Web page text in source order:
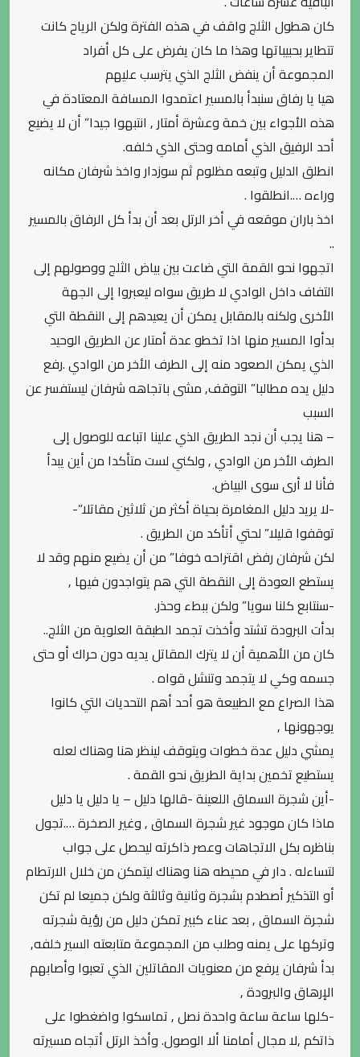
كان هطول الثلج واقف في هذه الفترة ولكن الرياح كانت
تتطاير بحبيباتها وهذا ما كان يفرض على كل أفراد
المجموعة أن ينفض الثلج الذي يترسب عليهم
هيا يا رفاق سنبدأ بالمسير اعتمدوا المسافة المعتادة في
هذه الأجواء بين خمة وعشرة أمتار , انتبهوا جيدا” أن لا يضيع
أحد الرفيق الذي أمامه وحتى الذي خلفه.
انطلق الدليل وتبعه مظلوم ثم سوزدار واخذ شرفان مكانه
وراءه ….انطلقوا .
اخذ باران موقعه في أخر الرتل بعد أن بدأ كل الرفاق بالمسير
..
اتجهوا نحو القمة التي ضاعت بين بياض الثلج ووصولهم إلى
التفاف داخل الوادي لا طريق سواه ليعبروا إلى الجهة
الأخرى ولكنه بالمقابل يمكن أن يعيدهم إلى النقطة التي
بدأوا المسير منها اذا تخطو عدة أمتار عن الطريق الوحيد
الذي يمكن الصعود منه إلى الطرف الأخر من الوادي .رفع
دليل يده مطالبا” التوقف, مشى باتجاهه شرفان ليستفسر عن
السبب
– هنا يجب أن نجد الطريق الذي علينا اتباعه للوصول إلى
الطرف الأخر من الوادي , ولكني لست متأكدا من أين يبدأ
فأنا لا أرى سوى البياض.
-لا يريد دليل المغامرة بحياة أكثر من ثلاثين مقاتلا”-
توقفوا قليلا” لحتي أتأكد من الطريق .
لكن شرفان رفض اقتراحه خوفا” من أن يضيع منهم وقد لا
يستطع العودة إلى النقطة التي هم يتواجدون فيها ,
-سنتابع كلنا سويا” ولكن ببطء وحذر.
بدأت البرودة تشتد وأخذت تجمد الطبقة العلوية من الثلج..
كان من الأهمية أن لا يترك المقاتل يديه دون حراك أو حتى
جسمه وكي لا يتجمد وتنشل قواه .
هذا الصراع مع الطبيعة هو أحد أهم التحديات التي كانوا
يوجهونها ,
يمشي دليل عدة خطوات ويتوقف لينظر هنا وهناك لعله
يستطيع تخمين بداية الطريق نحو القمة .
-أين شجرة السماق اللعينة -قالها دليل – يا دليل يا دليل
ماذا كان موجود غير شجرة السماق , وغير الصخرة ….تجول
بناظره بكل الاتجاهات وعصر ذاكرته ليحصل على جواب
لتساءله . دار في محيطه هنا وهناك ليتمكن من خلال الارتطام
أو التذكير أصطدم بشجرة وثانية وثالثة ولكن جميعا لم تكن
شجرة السماق , بعد عناء كبير تمكن دليل من رؤية شجرته
وتركها على يمنه وطلب من المجموعة متابعته السير خلفه,
بدأ شرفان يرفع من معنويات المقاتلين الذي تعبوا وأصابهم
الإرهاق والبرودة ,
-كلها ساعة ساعة واحدة نصل , تماسكوا واضغطوا على
ذاتكم ,لا مجال أمامنا ألا الوصول. وأخذ الرتل أتجاه مسيرته